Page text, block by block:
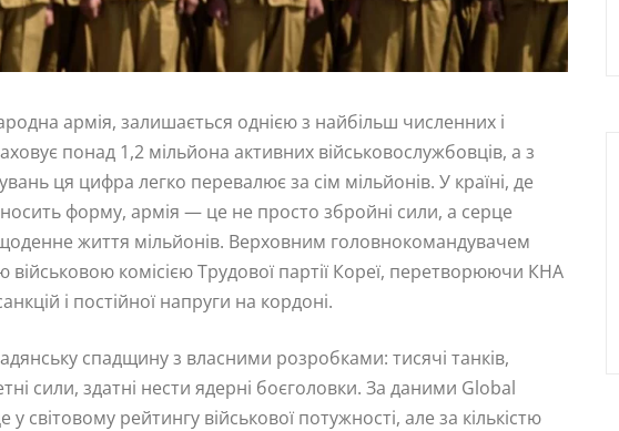
армія, залишається однією з найбільш численних і
понад 1,2 мільйона активних військовослужбовців, а з
ця цифра легко перевалює за сім мільйонів. У країні, де
носить форму, армія — це не просто збройні сили, а серце
життя мільйонів. Верховним головнокомандувачем
комісією Трудової партії Кореї, перетворюючи КНА
і постійної напруги на кордоні.
спадщину з власними розробками: тисячі танків,
сили, здатні нести ядерні боєголовки. За даними Global
рейтингу військової потужності, але за кількістю